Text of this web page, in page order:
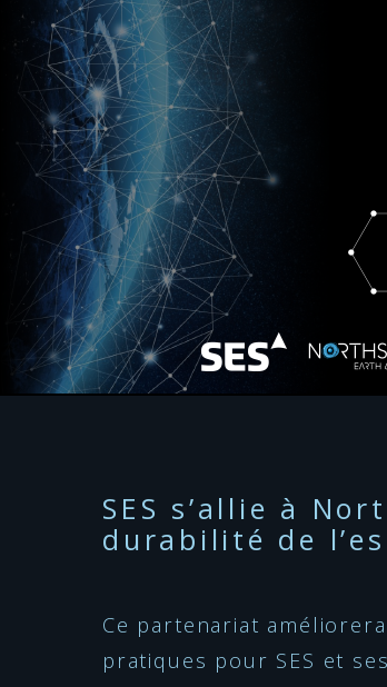
SES s’allie à
durabilité de
Ce partenariat
pratiques pour SES et